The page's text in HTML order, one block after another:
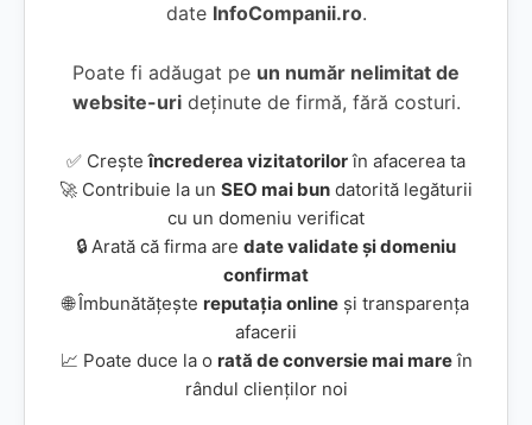
date InfoCompanii.ro.
Poate fi adăugat pe un număr nelimitat de
website-urideținute de firmă, fără costuri.
✅ Creșteîncrederea vizitatorilorîn afacerea ta
🚀 Contribuie la un SEO mai bun datorită legăturii
cu un domeniu verificat
🔒 Arată că firma are date validate și domeniu
confirmat
🌐 Îmbunătățește reputația online și transparența
afacerii
📈 Poate duce la o rată de conversie mai mareîn
rândul clienților noi